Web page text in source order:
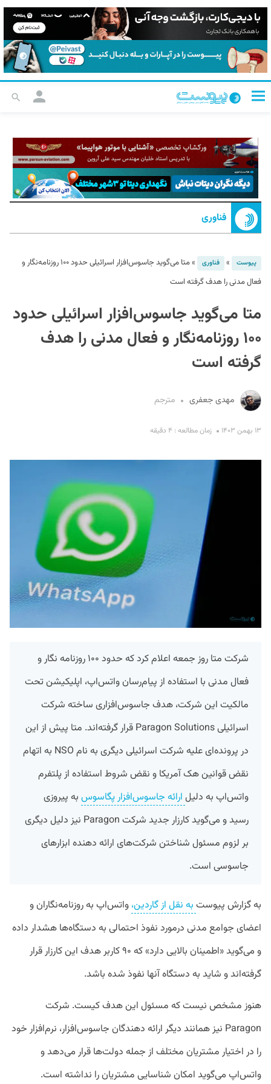
فناوری
پیوست » فناوری »
متا می‌گوید جاسوس‌افزار اسرائیلی حدود ۱۰۰ روزنامه‌نگار و
فعال مدنی را هدف گرفته است
متا می‌گوید جاسوس‌افزار اسرائیلی حدود
۱۰۰ روزنامه‌نگار و فعال مدنی را هدف
گرفته است
مهدی جعفری مترجم
۱۳ بهمن ۱۴۰۳ زمان مطالعه : ۴ دقیقه
شرکت متا روز جمعه اعلام کرد که حدود ۱۰۰ روزنامه نگار و
فعال مدنی با استفاده از پیام‌رسان واتس‌اپ، اپلیکیشن تحت
مالکیت این شرکت، هدف جاسوس‌افزاری ساخته شرکت
اسرائیلی Paragon Solutions قرار گرفته‌اند. متا پیش از این
در پرونده‌ای علیه شرکت اسرائیلی دیگری به نام NSO به اتهام
نقض قوانین هک آمریکا و نقض شروط استفاده از پلتفرم
واتس‌اپ به دلیل ارائه جاسوس‌افزار پگاسوس به پیروزی
رسید و می‌گوید کارزار جدید شرکت Paragon نیز دلیل دیگری
بر لزوم مسئول شناختن شرکت‌های ارائه دهنده ابزارهای
جاسوسی است.
به گزارش پیوست به نقل از گاردین، واتس‌اپ به روزنامه‌نگاران و
اعضای جوامع مدنی درمورد نفوذ احتمالی به دستگاه‌ها هشدار داده
و می‌گوید «اطمینان بالایی دارد» که ۹۰ کاربر هدف این کارزار قرار
گرفته‌اند و شاید به دستگاه آنها نفوذ شده باشد.
هنوز مشخص نیست که مسئول این هدف کیست. شرکت
Paragon نیز همانند دیگر ارائه دهندگان جاسوس‌افزار، نرم‌افزار خود
را در اختیار مشتریان مختلف از جمله دولت‌ها قرار می‌دهد و
واتس‌اپ می‌گوید امکان شناسایی مشتریان را نداشته است.